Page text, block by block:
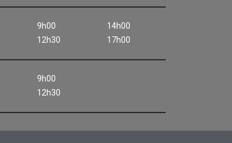
9h00
12h30
14h00
17h00
9h00
12h30